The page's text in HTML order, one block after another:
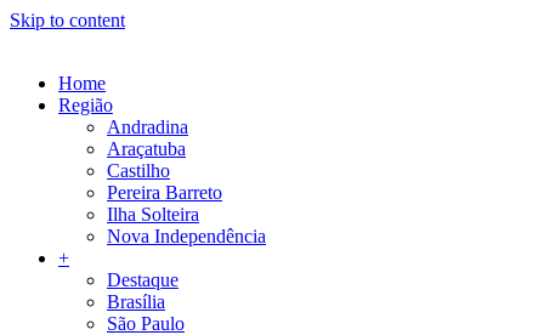
Skip to content
Home
Região
Andradina
Araçatuba
Castilho
Pereira Barreto
Ilha Solteira
Nova Independência
+
Destaque
Brasília
São Paulo